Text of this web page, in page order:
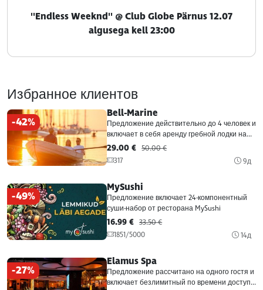
''Endless Weeknd'' @ Club Globe Pärnus 12.07
algusega kell 23:00
Избранное клиентов
-42%
Bell-Marine
Предложение действительно до 4 человек и
включает в себя аренду гребной лодки на...
29.00 € 50.00 €
317
9д
-49%
MySushi
Предложение включает 24-компонентный
суши-набор от ресторана MySushi
16.99 € 33.50 €
1851/5000
14д
-27%
Elamus Spa
Предложение рассчитано на одного гостя и
включает безлимитный по времени доступ...